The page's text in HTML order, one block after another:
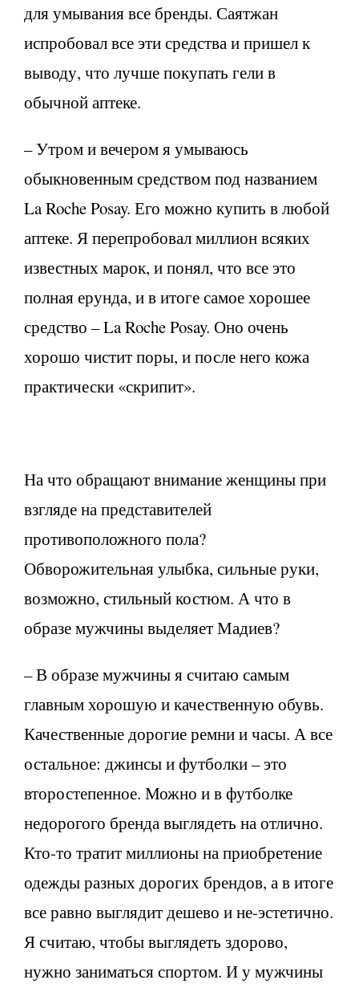
для умывания все бренды. Саятжан
испробовал все эти средства и пришел к
выводу, что лучше покупать гели в
обычной аптеке.
– Утром и вечером я умываюсь
обыкновенным средством под названием
La Roche Posay. Его можно купить в любой
аптеке. Я перепробовал миллион всяких
известных марок, и понял, что все это
полная ерунда, и в итоге самое хорошее
средство – La Roche Posay. Оно очень
хорошо чистит поры, и после него кожа
практически «скрипит».
На что обращают внимание женщины при
взгляде на представителей
противоположного пола?
Обворожительная улыбка, сильные руки,
возможно, стильный костюм. А что в
образе мужчины выделяет Мадиев?
– В образе мужчины я считаю самым
главным хорошую и качественную обувь.
Качественные дорогие ремни и часы. А все
остальное: джинсы и футболки – это
второстепенное. Можно и в футболке
недорогого бренда выглядеть на отлично.
Кто-то тратит миллионы на приобретение
одежды разных дорогих брендов, а в итоге
все равно выглядит дешево и не-эстетично.
Я считаю, чтобы выглядеть здорово,
нужно заниматься спортом. И у мужчины